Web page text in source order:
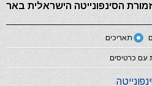
הסינפונייטה הישראלית באר
תאריכים
עם כרטיסים